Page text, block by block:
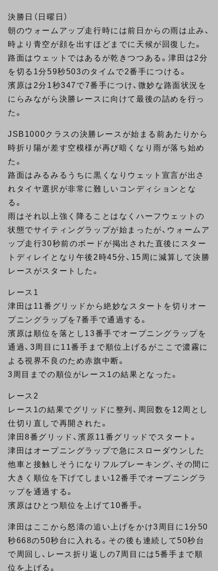
決勝日（日曜日）
朝のウォームアップ走行時には前日からの雨は止み、
時より青空が顔を出すほどまでに天候が回復した。
路面はウェットではあるが乾きつつある。津田は2分
を切る1分59秒503のタイムで2番手につける。
濱原は2分1秒347で7番手につけ、微妙な路面状況を
にらみながら決勝レースに向けて最後の詰めを行っ
た。
JSB1000クラスの決勝レースが始まる前あたりから
時折り陽が差す空模様が再び暗くなり雨が落ち始め
た。
路面はみるみるうちに黒くなりウェット宣言が出さ
れタイヤ選択が非常に難しいコンディションとな
る。
雨はそれ以上強く降ることはなくハーフウェットの
状態でサイティングラップが始まったが、ウォームア
ップ走行30秒前のボードが掲出された直後にスター
トディレイとなり午後2時45分、15周に減算して決勝
レースがスタートした。
レース1
津田は11番グリッドから絶妙なスタートを切りオー
プニングラップを7番手で通過する。
濱原は順位を落とし13番手でオープニングラップを
通過、3周目に11番手まで順位上げるがここで濃霧に
よる視界不良のため赤旗中断。
3周目までの順位がレース1の結果となった。
レース2
レース1の結果でグリッドに整列、周回数を12周とし
仕切り直しで再開された。
津田8番グリッド、濱原11番グリッドでスタート。
津田はオープニングラップで急にスローダウンした
他車と接触しそうになりフルブレーキング、その間に
大きく順位を下げてしまい12番手でオープニングラ
ップを通過する。
濱原はひとつ順位を上げて10番手。
津田はここから怒濤の追い上げをかけ3周目に1分50
秒668の50秒台に入れる。その後も連続して50秒台
で周回し、レース折り返しの7周目には5番手まで順
位を上げる。